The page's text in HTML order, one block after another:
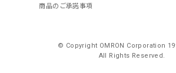
商品のご承諾事項
© Copyright OMRON Corporation
All Rights Reserved.